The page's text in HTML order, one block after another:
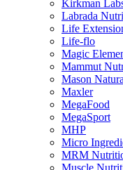
Kirkman
Labrada
Life
Life-flo
Magic
Mammut
Mason
Maxler
MegaFood
MegaSport
MHP
Micro
MRM
Muscle